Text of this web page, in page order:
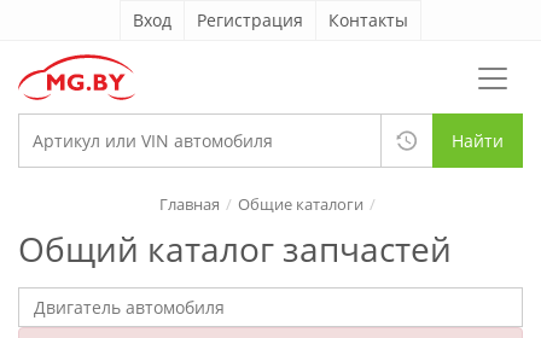
Вход Регистрация Контакты
Найти
Общий каталог запчастей
Главная Общие каталоги